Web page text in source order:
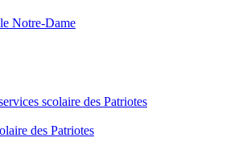
Notre-Dame
scolaire des Patriotes
des Patriotes